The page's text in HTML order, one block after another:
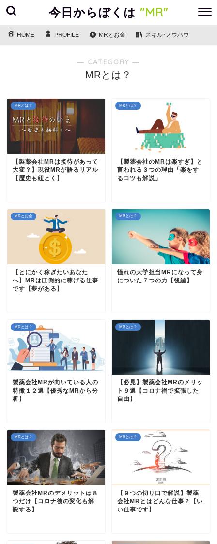
今日からぼくは "MR"
HOME PROFILE MRとお金 スキル･ノウハウ
― CATEGORY ―
MRとは？
MRとは？
【製薬会社MRは接待があって
大変？】現役MRが語るリアル
【歴史も紐とく】
MRとは？
【製薬会社のMRは楽すぎ】と
言われる３つの理由「楽をす
るコツも解説」
MRとお金
【とにかく稼ぎたいあなた
へ】MRは圧倒的に稼げる仕事
です【夢がある】
MRとは？
憧れの大学担当MRになって身
についた７つの力【後編】
MRとは？
製薬会社MRが向いている人の
特徴１２選【優秀なMRから分
析】
MRとは？
【必見】製薬会社MRのメリッ
ト９選【コロナ禍で拡張した
自由】
MRとは？
製薬会社MRのデメリットは８
つだけ【コロナ後の変化も解
説する】
MRとは？
【９つの切り口で解説】製薬
会社MRとはどんな仕事？【い
い仕事です】